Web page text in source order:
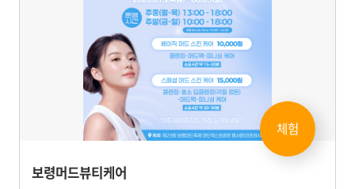
체험
보령머드뷰티케어